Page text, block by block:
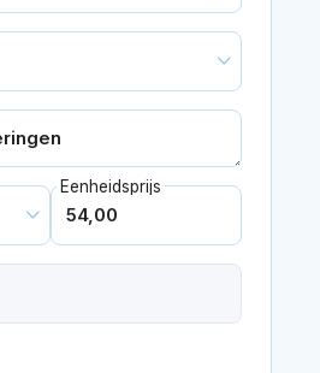
Eenheidsprijs